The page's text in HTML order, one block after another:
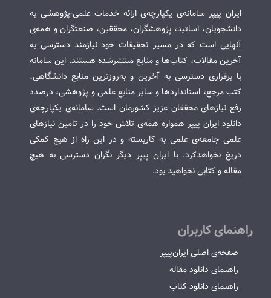
ایران پیپر سامانه‌ی یکپارچه‌ی ارائه خدمات علمی-پژوهشی به
دانشجویان، اساتید، پژوهشگران، محققین، صنعتگران و همه‌ی
آنهایی است که در مسیر تحقیقات خود نیازمند دسترسی به
آخرین مقالات، کتاب‌ها و منابع منتشرشده هستند. این سامانه
با برقراری دسترسی به آخرین و به‌روزترین منابع دانشگاهی،
کتب مرجع، استانداردها و سایر منابع علمی و پژوهشی، درصدد
رفع نیازهای محققان عزیز کشورمان است. سامانه‌ی یکپارچه‌ی
دانلود ایران پیپر همواره همه‌ی تلاش خود را در تامین نیازهای
علمی جامعه‌ی علمی به کاربسته و در این راه از هیچ کمکی
دریغ نخواهدکرد. با ایران پیپر دیگر نگران دسترسی به هیچ
مقاله و کتابی نخواهید بود.
راهنمای کاربران
صفحه‌ی اصلی ایران‌پیپر
راهنمای دانلود مقاله
راهنمای دانلود کتاب